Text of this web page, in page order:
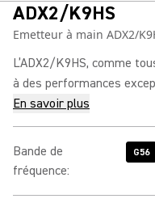
ADX2/K9HS
Emetteur à main ADX2/
L’ADX2/K9HS, comme
à des performances
En savoir plus
Bande de
fréquence:
G56